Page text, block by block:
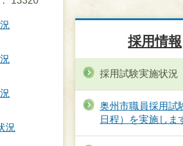
況
採用情報
採用試験実施状況
奥州市職員採用試
日程）を実施しま